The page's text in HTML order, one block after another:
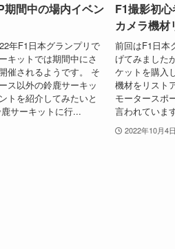
間中の場内イベン
年F1日本グランプリで
キットでは期間中にさ
催されるようです。 そ
ス以外の鈴鹿サーキッ
トを紹介してみたいと
サーキットに行...
F1撮影初
カメラ機材
前回はF1日本
げてみました
ケットを購入
機材をリスト
モータースポ
言われていま
2022年10月4日